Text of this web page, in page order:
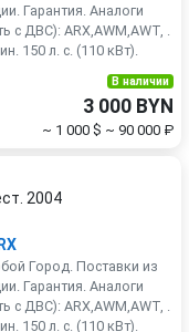
Гарантия. Аналоги
с ДВС): ARX,AWM,AWT, .
150 л. с. (110 кВт).
В наличии
3 000 BYN
~ 1 000 $ ~ 90 000 ₽
2004
Город. Поставки из
Гарантия. Аналоги
с ДВС): ARX,AWM,AWT, .
150 л. с. (110 кВт).